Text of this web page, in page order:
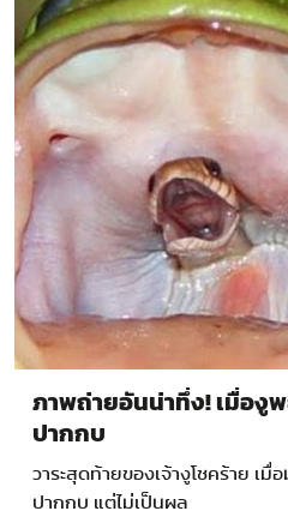
ภาพถ่ายอันน่าทึ่ง! เมื่องู
ปากกบ
วาระสุดท้ายของเจ้างูโชคร้าย เ
ปากกบ แต่ไม่เป็นผล